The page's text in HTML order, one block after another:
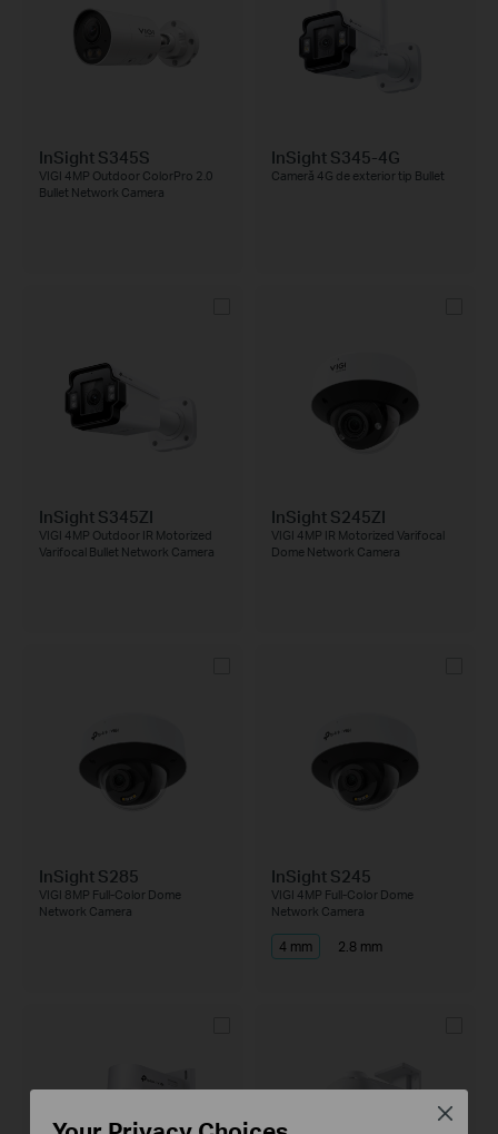
InSight S345S
VIGI 4MP Outdoor ColorPro 2.0
Bullet Network Camera
InSight S345-4G
Cameră 4G de exterior tip Bullet
InSight S345ZI
VIGI 4MP Outdoor IR Motorized
Varifocal Bullet Network Camera
InSight S245ZI
VIGI 4MP IR Motorized Varifocal
Dome Network Camera
InSight S285
VIGI 8MP Full-Color Dome
Network Camera
InSight S245
VIGI 4MP Full-Color Dome
Network Camera
4 mm 2.8 mm
Close